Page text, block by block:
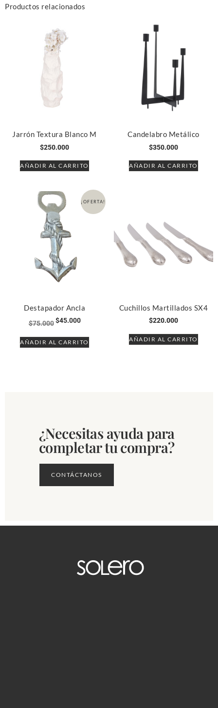
Productos relacionados
Jarrón Textura Blanco M
$250.000
AÑADIR AL CARRITO
Candelabro Metálico
$350.000
AÑADIR AL CARRITO
¡OFERTA!
Destapador Ancla
$75.000 $45.000
AÑADIR AL CARRITO
Cuchillos Martillados SX4
$220.000
AÑADIR AL CARRITO
¿Necesitas ayuda para
completar tu compra?
CONTÁCTANOS